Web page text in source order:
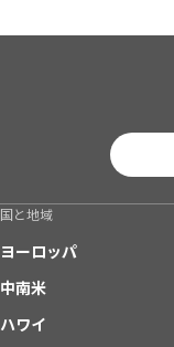
国と地域
ヨーロッパ
中南米
ハワイ